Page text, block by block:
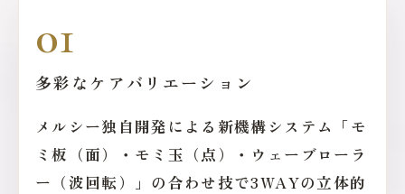
01
多彩なケアバリエーション
メルシー独自開発による新機構システム「モ
ミ板（面）・モミ玉（点）・ウェーブローラ
ー（波回転）」の合わせ技で3WAYの立体的